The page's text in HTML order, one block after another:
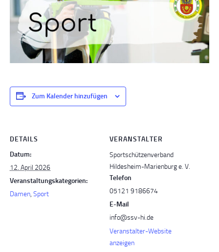
Zum Kalender hinzufügen
DETAILS
Datum:
12. April 2026
Veranstaltungskategorien:
Damen, Sport
VERANSTALTER
Sportschützenverband
Hildesheim-Marienburg e. V.
Telefon
05121 9186674
E-Mail
info@ssv-hi.de
Veranstalter-Website
anzeigen